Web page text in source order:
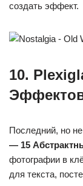
создать эффект.
10.
Последний, но
— 15
фотографии в
для текста,